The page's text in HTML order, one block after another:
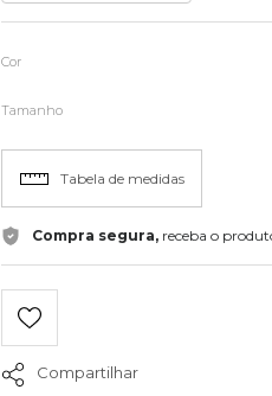
Cor
Tamanho
Tabela de medidas
Compra segura, receba o
Compartilhar